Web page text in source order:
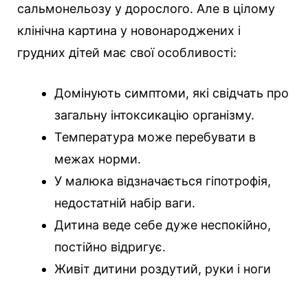
сальмонельозу у дорослого. Але в цілому
клінічна картина у новонароджених і
грудних дітей має свої особливості:
Домінують симптоми, які свідчать про
загальну інтоксикацію організму.
Температура може перебувати в
межах норми.
У малюка відзначається гіпотрофія,
недостатній набір ваги.
Дитина веде себе дуже неспокійно,
постійно відригує.
Живіт дитини роздутий, руки і ноги